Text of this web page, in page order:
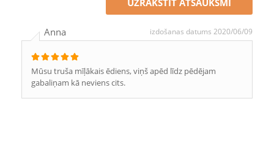
UZRAKSTĪT ATSAUKSMI
Anna izdošanas datums 2020/06/09
Mūsu truša mīļākais ēdiens, viņš apēd līdz pēdējam
gabaliņam kā neviens cits.